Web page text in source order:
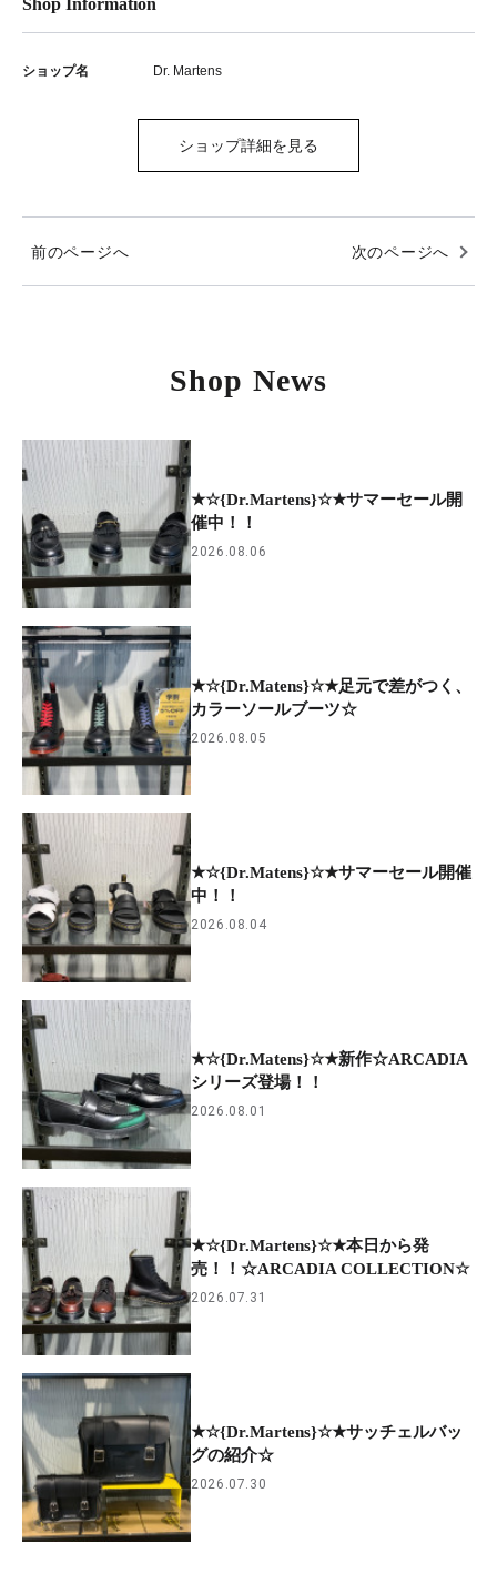
Shop Information
ショップ名 Dr. Martens
ショップ詳細を見る
前のページへ 次のページへ
Shop News
★☆{Dr.Martens}☆★サマーセール開
催中！！
2026.08.06
★☆{Dr.Matens}☆★足元で差がつく、
カラーソールブーツ☆
2026.08.05
★☆{Dr.Matens}☆★サマーセール開催
中！！
2026.08.04
★☆{Dr.Matens}☆★新作☆ARCADIA
シリーズ登場！！
2026.08.01
★☆{Dr.Martens}☆★本日から発
売！！☆ARCADIA COLLECTION☆
2026.07.31
★☆{Dr.Martens}☆★サッチェルバッ
グの紹介☆
2026.07.30